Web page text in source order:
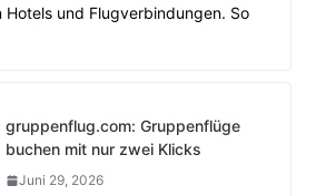
Hotels und Flugverbindungen. So
gruppenflug.com: Gruppenflüge
buchen mit nur zwei Klicks
Juni 29, 2026